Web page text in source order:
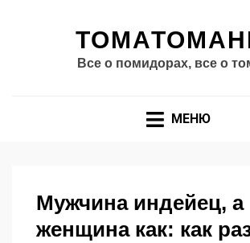
Все о помидорах, все о
МЕНЮ
Мужчина индейец, а
женщина как: как